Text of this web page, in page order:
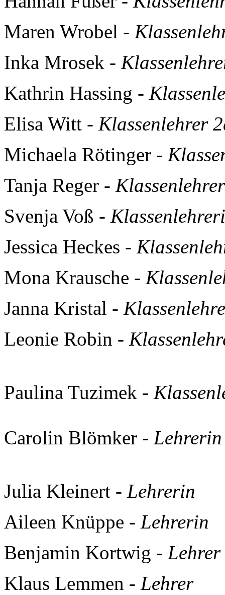
Maren Wrobel -
Inka Mrosek -
Kathrin Hassing -
Elisa Witt - Klassenlehrer
Michaela Rötinger -
Tanja Reger -
Svenja Voß -
Jessica Heckes -
Mona Krausche -
Janna Kristal -
Leonie Robin -
Paulina Tuzimek - Klassenl
Carolin Blömker - Lehrerin
Julia Kleinert - Lehrerin
Aileen Knüppe - Lehrerin
Benjamin Kortwig - Lehrer
Klaus Lemmen - Lehrer